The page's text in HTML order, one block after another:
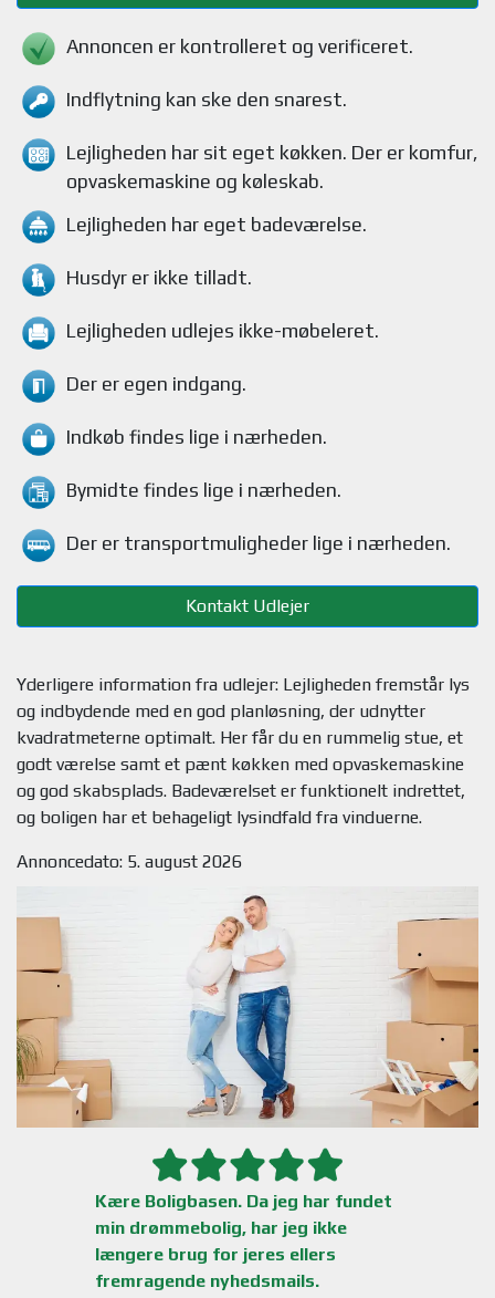
Annoncen er kontrolleret og verificeret.
Indflytning kan ske den snarest.
Lejligheden har sit eget køkken. Der er komfur,
opvaskemaskine og køleskab.
Lejligheden har eget badeværelse.
Husdyr er ikke tilladt.
Lejligheden udlejes ikke-møbeleret.
Der er egen indgang.
Indkøb findes lige i nærheden.
Bymidte findes lige i nærheden.
Der er transportmuligheder lige i nærheden.
Kontakt Udlejer
Yderligere information fra udlejer: Lejligheden fremstår lys
og indbydende med en god planløsning, der udnytter
kvadratmeterne optimalt. Her får du en rummelig stue, et
godt værelse samt et pænt køkken med opvaskemaskine
og god skabsplads. Badeværelset er funktionelt indrettet,
Annoncedato: 5. august 2026
Kære Boligbasen. Da jeg har fundet
min drømmebolig, har jeg ikke
længere brug for jeres ellers
fremragende nyhedsmails.